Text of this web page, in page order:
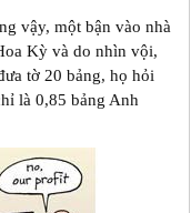
vậy, một bận vào nhà
Kỳ và do nhìn vội,
tờ 20 bảng, họ hỏi
là 0,85 bảng Anh